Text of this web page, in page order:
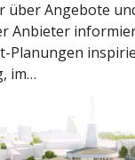
über Angebote
Anbieter
Planungen
im…